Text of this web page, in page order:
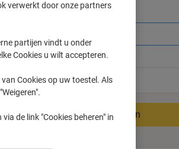
€ 162,99 -4%
voorraad Levertijd 2-3 werkdagen
In winkelwagen
verwerkt door onze partners
partijen vindt u onder
Cookies u wilt accepteren.
Cookies op uw toestel. Als
de link "Cookies beheren" in